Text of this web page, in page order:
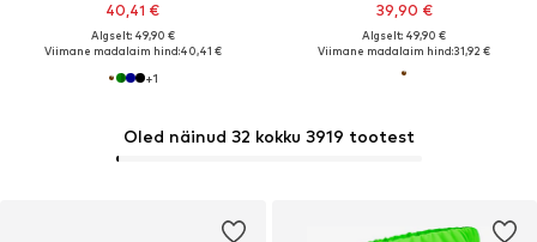
40,41 €
Algselt: 49,90 €
Viimane madalaim hind:40,41 €
+1
39,90 €
Algselt: 49,90 €
Viimane madalaim hind:31,92 €
Oled näinud 32 kokku 3919 tootest